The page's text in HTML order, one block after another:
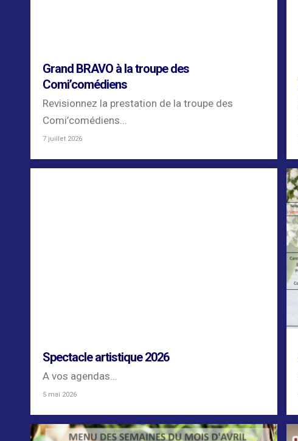
Grand BRAVO à la troupe des
Comi’comédiens
Revisionnez la prestation de la troupe des
Comi’comédiens...
7 juillet 2026
Spectacle artistique 2026
A vos agendas...
5 mai 2026